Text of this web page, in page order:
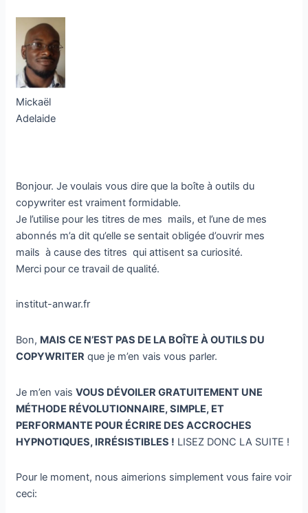
Mickaël
Adelaide
Bonjour. Je voulais vous dire que la boîte à outils du
copywriter est vraiment formidable.
Je l’utilise pour les titres de mes mails, et l’une de mes
abonnés m’a dit qu’elle se sentait obligée d’ouvrir mes
mails à cause des titres qui attisent sa curiosité.
Merci pour ce travail de qualité.
institut-anwar.fr
Bon, MAIS CE N’EST PAS DE LA BOÎTE À OUTILS DU
COPYWRITER que je m’en vais vous parler.
Je m’en vaisVOUS DÉVOILER GRATUITEMENT UNE
MÉTHODE RÉVOLUTIONNAIRE, SIMPLE, ET
PERFORMANTE POUR ÉCRIRE DES ACCROCHES
HYPNOTIQUES, IRRÉSISTIBLES ! LISEZ DONC LA SUITE !
Pour le moment, nous aimerions simplement vous faire voir
ceci: